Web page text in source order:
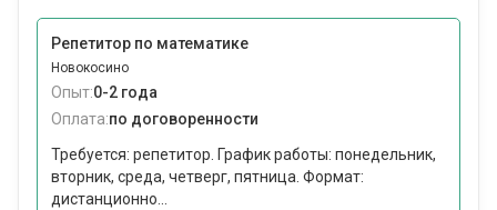
Репетитор по математике
Новокосино
Опыт:0-2 года
Оплата:по договоренности
Требуется: репетитор. График работы: понедельник,
вторник, среда, четверг, пятница. Формат:
дистанционно...